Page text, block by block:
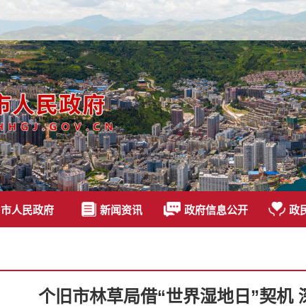
市人民政府 新闻资讯 政府信息公开 政
个旧市林草局借“世界湿地日”契机